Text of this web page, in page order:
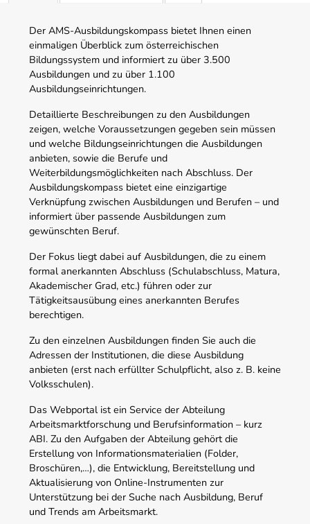
Der AMS-Ausbildungskompass bietet Ihnen einen
einmaligen Überblick zum österreichischen
Bildungssystem und informiert zu über 3.500
Ausbildungen und zu über 1.100
Ausbildungseinrichtungen.
Detaillierte Beschreibungen zu den Ausbildungen
zeigen, welche Voraussetzungen gegeben sein müssen
und welche Bildungseinrichtungen die Ausbildungen
anbieten, sowie die Berufe und
Weiterbildungsmöglichkeiten nach Abschluss. Der
Ausbildungskompass bietet eine einzigartige
Verknüpfung zwischen Ausbildungen und Berufen – und
informiert über passende Ausbildungen zum
gewünschten Beruf.
Der Fokus liegt dabei auf Ausbildungen, die zu einem
formal anerkannten Abschluss (Schulabschluss, Matura,
Akademischer Grad, etc.) führen oder zur
Tätigkeitsausübung eines anerkannten Berufes
berechtigen.
Zu den einzelnen Ausbildungen finden Sie auch die
Adressen der Institutionen, die diese Ausbildung
anbieten (erst nach erfüllter Schulpflicht, also z. B. keine
Volksschulen).
Das Webportal ist ein Service der Abteilung
Arbeitsmarktforschung und Berufsinformation – kurz
ABI. Zu den Aufgaben der Abteilung gehört die
Erstellung von Informationsmaterialien (Folder,
Broschüren,…), die Entwicklung, Bereitstellung und
Aktualisierung von Online-Instrumenten zur
Unterstützung bei der Suche nach Ausbildung, Beruf
und Trends am Arbeitsmarkt.